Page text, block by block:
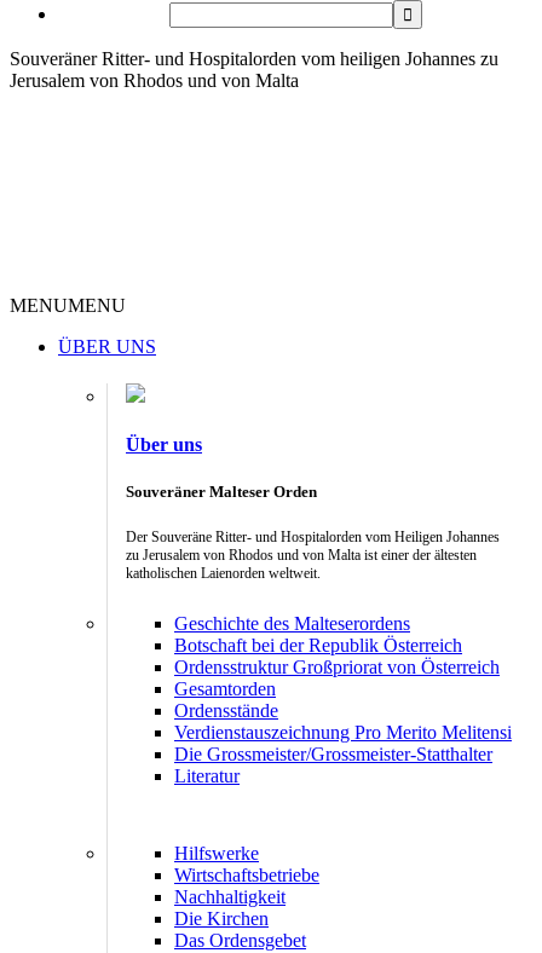
Souveräner Ritter- und Hospitalorden vom heiligen Johannes zu
Jerusalem von Rhodos und von Malta
MENUMENU
ÜBER UNS
Über uns
Souveräner Malteser Orden
Der Souveräne Ritter- und Hospitalorden vom Heiligen Johannes
zu Jerusalem von Rhodos und von Malta ist einer der ältesten
katholischen Laienorden weltweit.
Geschichte des Malteserordens
Botschaft bei der Republik Österreich
Ordensstruktur Großpriorat von Österreich
Gesamtorden
Ordensstände
Verdienstauszeichnung Pro Merito Melitensi
Die Grossmeister/Grossmeister-Statthalter
Literatur
Hilfswerke
Wirtschaftsbetriebe
Nachhaltigkeit
Die Kirchen
Das Ordensgebet